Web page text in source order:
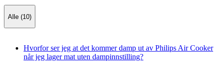
Alle (10)
Hvorfor ser jeg at det kommer damp ut av Philips Air Cooker
når jeg lager mat uten dampinnstilling?